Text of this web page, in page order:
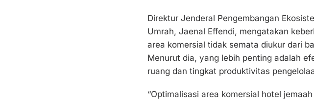
Direktur Jenderal Pengembangan
Umrah, Jaenal Effendi, mengatakan
area komersial tidak semata diukur dari
Menurut dia, yang lebih penting adalah
ruang dan tingkat produktivitas
“Optimalisasi area komersial hotel